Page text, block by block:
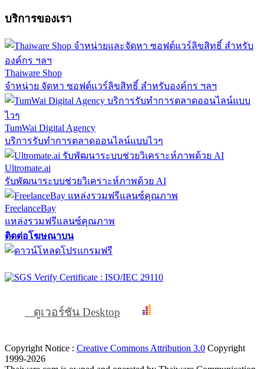
บริการของเรา
Thaiware Shop
จำหน่าย จัดหา ซอฟต์แวร์ลิขสิทธิ์ สำหรับองค์กร ฯลฯ
TumWai Digital Agency
บริการรับทำการตลาดออนไลน์แบบไวๆ
Ultromate.ai
รับพัฒนาระบบช่วยวิเคราะห์ภาพด้วย AI
FreelanceBay
แหล่งรวมฟรีแลนซ์คุณภาพ
ติดต่อโฆษณาบน
ดูเวอร์ชัน Desktop
Copyright Notice : Creative Commons Attribution 3.0 Copyright
1999-2026